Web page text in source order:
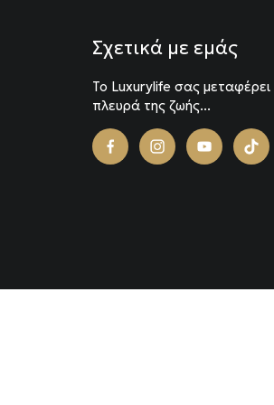
Σχετικά με εμάς
To Luxurylife σας
πλευρά της ζωής...